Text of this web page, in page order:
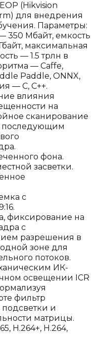
(Hikvision
для внедрения
Параметры:
350 Мбайт, емкость
максимальная
— 1.5 трлн в
— Caffe,
Paddle, ONNX,
— C, C++.
влияния
на
сканирование
последующим
фона.
засветки.
с
фиксирование на
с
разрешения в
одной зоне для
потоков.
ИК-
освещении ICR
фильтр
подсветки и
матрицы.
H.264+, H.264,